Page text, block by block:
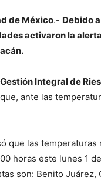
de México.- Debido
activaron la
Integral de
ante las
que las temperaturas
horas este lunes 1
son: Benito Juárez,